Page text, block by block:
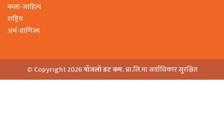
कला-साहित्य
राष्ट्रिय
अर्थ-वाणिज्य
© Copyright 2026पाँजलो डट कम.प्रा.लि.मा सर्वाधिकार सुरक्षित